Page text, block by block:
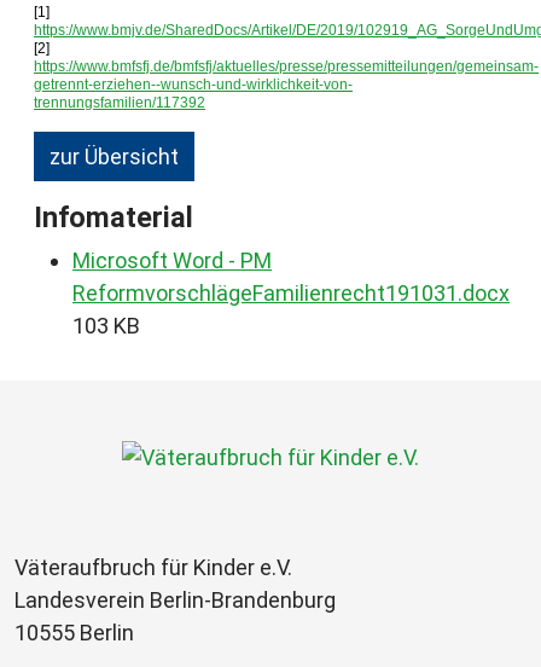
[1]
https://www.bmjv.de/SharedDocs/Artikel/DE/2019/
[2]
https://www.bmfsfj.de/bmfsfj/aktuelles/presse/pressemitteilungen/gemeinsam-
getrennt-erziehen--wunsch-und-wirklichkeit-von-
trennungsfamilien/117392
zur Übersicht
Infomaterial
Microsoft Word - PM
ReformvorschlägeFamilienrecht191031.docx
103 KB
Väteraufbruch für Kinder e.V.
Landesverein Berlin-Brandenburg
10555 Berlin